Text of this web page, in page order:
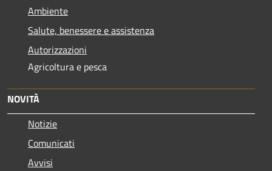
Ambiente
Salute, benessere e assistenza
Autorizzazioni
Agricoltura e pesca
NOVITÀ
Notizie
Comunicati
Avvisi